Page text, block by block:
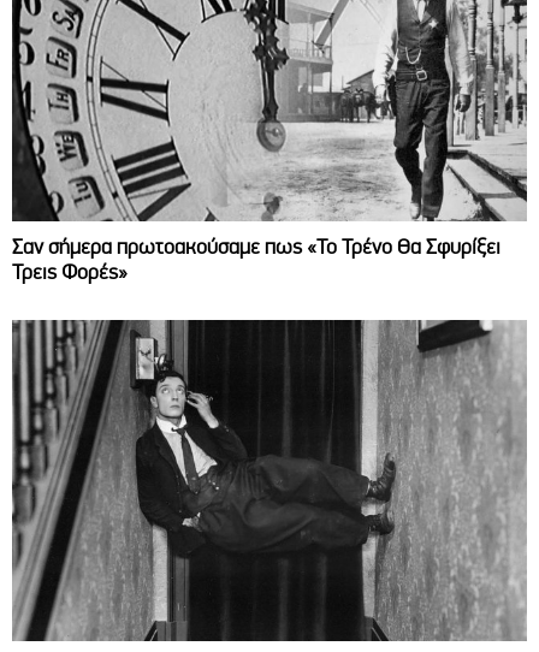
Σαν σήμερα πρωτοακούσαμε πως «Το Τρένο Θα Σφυρίξει
Τρεις Φορές»